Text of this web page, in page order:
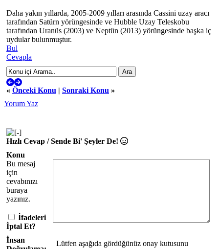
Daha yakın yıllarda, 2005-2009 yılları arasında Cassini uzay aracı
tarafından Satürn yörüngesinde ve Hubble Uzay Teleskobu
tarafından Uranüs (2003) ve Neptün (2013) yörüngesinde başka iç
uydular bulunmuştur.
Bul
Cevapla
« Önceki Konu | Sonraki Konu »
Yorum Yaz
Hızlı Cevap / Sende Bi' Şeyler De!
Konu
Bu mesaj
için
cevabınızı
buraya
yazınız.
İfadeleri
İptal Et?
İnsan
Lütfen aşağıda gördüğünüz onay kutusunu